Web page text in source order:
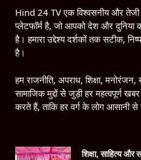
Hind 24 TV एक विश्वसनीय और
प्लेटफॉर्म है, जो आपको देश और दुनिया
है। हमारा उद्देश्य दर्शकों तक सटीक,
है।
हम राजनीति, अपराध, शिक्षा,
सामाजिक मुद्दों से जुड़ी हर महत्वपूर्ण
करते हैं, ताकि हर वर्ग के लोग आसानी
शिक्षा, साहित्य